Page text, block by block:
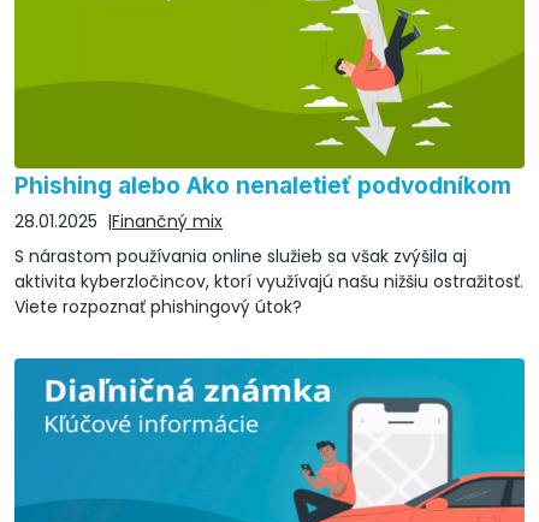
Phishing alebo Ako nenaletieť podvodníkom
28.01.2025
Finančný mix
S nárastom používania online služieb sa však zvýšila aj
aktivita kyberzločincov, ktorí využívajú našu nižšiu ostražitosť.
Viete rozpoznať phishingový útok?